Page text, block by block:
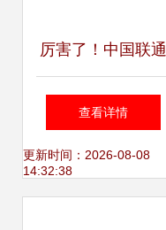
厉害了！中国联通
金融大数据产品竟
然这么强！
查看详情
更新时间：2026-08-08
14:32:38